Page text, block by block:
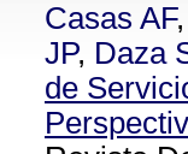
Casas AF,
JP, Daza
de